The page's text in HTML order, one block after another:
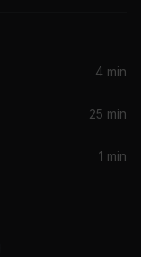
4 min
25 min
1 min